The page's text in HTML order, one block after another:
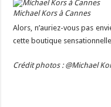
Michael Kors à Cannes
Alors, n’auriez-vous pas
cette boutique sensationnelle
Crédit photos : @Michael